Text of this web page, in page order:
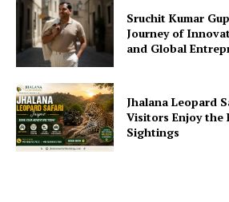
Sruchit Kumar
Journey of
and Global
Jhalana Leopard
Visitors Enjoy the
Sightings